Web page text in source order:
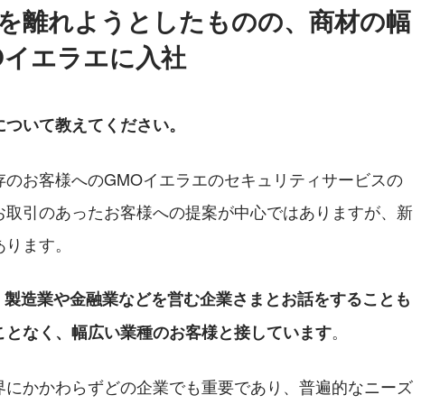
離れようとしたものの、商材の幅
エラエに入社
いて教えてください。
お客様へのGMOイエラエのセキュリティサービスの
引のあったお客様への提案が中心ではありますが、新
ます。
造業や金融業などを営む企業さまとお話をすることも
なく、幅広い業種のお客様と接しています。
かかわらずどの企業でも重要であり、普遍的なニーズ